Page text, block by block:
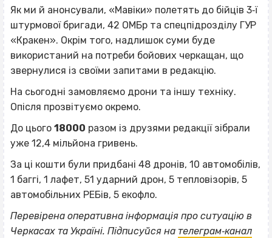
Як ми й анонсували, «Мавіки» полетять до бійців 3‐ї
штурмової бригади, 42 ОМБр та спецпідрозділу ГУР
«Кракен». Окрім того, надлишок суми буде
використаний на потреби бойових черкащан, що
звернулися із своїми запитами в редакцію.
На сьогодні замовляємо дрони та іншу техніку.
Опісля прозвітуємо окремо.
До цього 18000 разом із друзями редакції зібрали
уже 12,4 мільйона гривень.
За ці кошти були придбані 48 дронів, 10 автомобілів,
1 баггі, 1 лафет, 51 ударний дрон, 5 тепловізорів, 5
автомобільних РЕБів, 5 екофло.
Перевірена оперативна інформація про ситуацію в
Черкасах та Україні. Підписуйся на телеграм‐канал